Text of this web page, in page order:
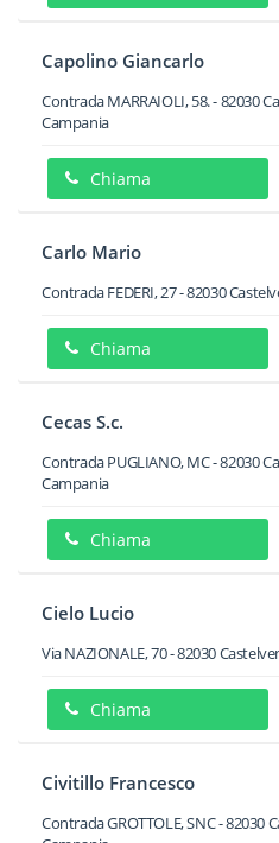
Capolino Giancarlo
Contrada MARRAIOLI, 58.-82030
Campania
Chiama
Carlo Mario
Contrada FEDERI, 27-82030
Chiama
Cecas S.c.
Contrada PUGLIANO, MC-82030
Campania
Chiama
Cielo Lucio
Via NAZIONALE, 70-82030
Chiama
Civitillo Francesco
Contrada GROTTOLE, SNC-82030